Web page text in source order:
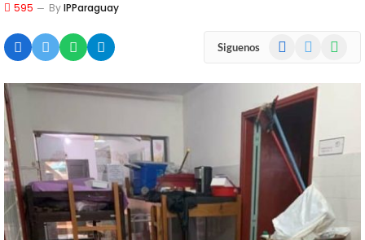
595 ByIPParaguay
Siguenos Facebook